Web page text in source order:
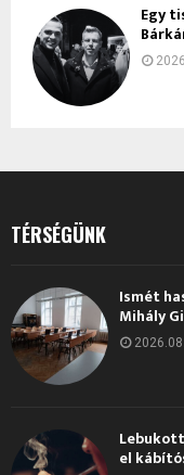
Egy
TÉRSÉGÜNK
Ismét
Mihály
el